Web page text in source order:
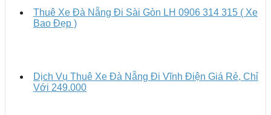
Thuê Xe Đà Nẵng Đi Sài Gòn LH 0906 314 315 ( Xe
Bao Đẹp )
Dịch Vụ Thuê Xe Đà Nẵng Đi Vĩnh Điện Giá Rẻ, Chỉ
Với 249.000